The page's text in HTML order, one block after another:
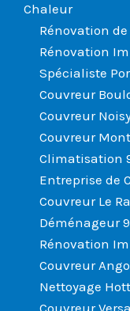
Chaleur
Rénovation
Rénovation
Spécialiste
Couvreur
Couvreur
Couvreur
Climatisation
Entreprise de
Couvreur Le
Déménageur
Rénovation
Couvreur
Nettoyage